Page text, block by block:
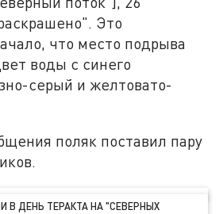
Это
что место подрыва
воды с синего
серый и желтовато-
поляк поставил пару
В ДЕНЬ ТЕРАКТА НА "СЕВЕРНЫХ